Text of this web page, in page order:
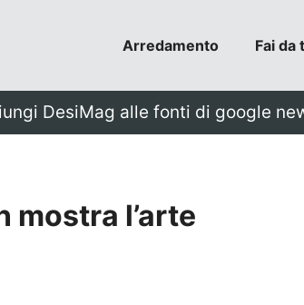
Arredamento Fai da
DesiMag alle fonti di google
mostra l’arte